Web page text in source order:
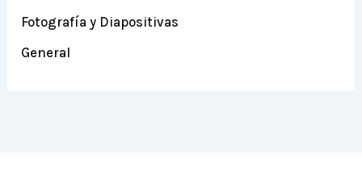
Fotografía y Diapositivas
General